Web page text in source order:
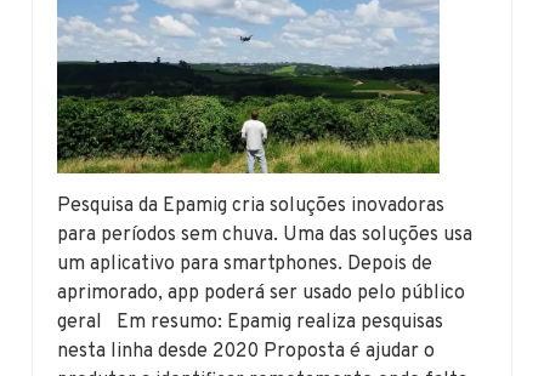
Pesquisa da Epamig cria soluções inovadoras
para períodos sem chuva. Uma das soluções usa
um aplicativo para smartphones. Depois de
aprimorado, app poderá ser usado pelo público
geral Em resumo: Epamig realiza pesquisas
nesta linha desde 2020 Proposta é ajudar o